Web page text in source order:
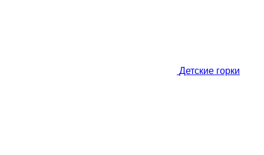
Детские горки